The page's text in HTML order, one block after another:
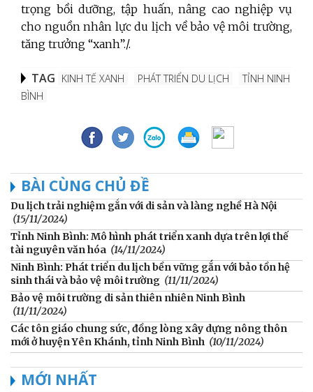
trọng bồi dưỡng, tập huấn, nâng cao nghiệp vụ
cho nguồn nhân lực du lịch về bảo vệ môi trường,
tăng trưởng “xanh”./.
TAG KINH TẾ XANH PHÁT TRIỂN DU LỊCH
TỈNH NINH
BÌNH
BÀI CÙNG CHỦ ĐỀ
Du lịch trải nghiệm gắn với di sản và làng nghề Hà Nội
(15/11/2024)
Tỉnh Ninh Bình: Mô hình phát triển xanh dựa trên lợi thế
tài nguyên văn hóa (14/11/2024)
Ninh Bình: Phát triển du lịch bền vững gắn với bảo tồn hệ
sinh thái và bảo vệ môi trường (11/11/2024)
Bảo vệ môi trường di sản thiên nhiên Ninh Bình
(11/11/2024)
Các tôn giáo chung sức, đồng lòng xây dựng nông thôn
mới ở huyện Yên Khánh, tỉnh Ninh Bình (10/11/2024)
MỚI NHẤT